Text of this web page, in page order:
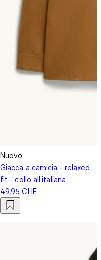
Nuovo
Giacca a camicia - relaxed
fit - collo all'italiana
49.95 CHF